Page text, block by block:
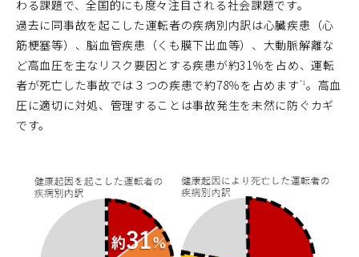
わる課題で、全国的にも度々注目される社会課題です。
過去に同事故を起こした運転者の疾病別内訳は心臓疾患（心
筋梗塞等）、脳血管疾患（くも膜下出血等）、大動脈解離な
ど高血圧を主なリスク要因とする疾患が約31％を占め、運転
者が死亡した事故では３つの疾患で約78％を占めます*1。高血
圧に適切に対処、管理することは事故発生を未然に防ぐカギ
です。